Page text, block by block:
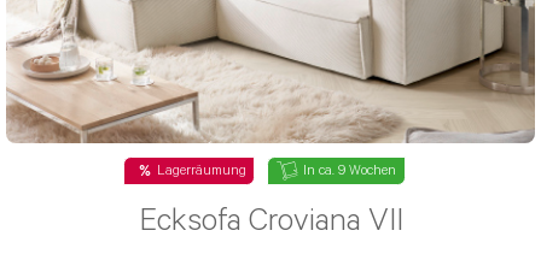
Lagerräumung In ca. 9 Wochen
Ecksofa Croviana VII